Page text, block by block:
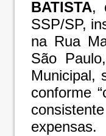
BATISTA,
SSP/SP,
na Rua
São
Municipal,
conforme
expensas.